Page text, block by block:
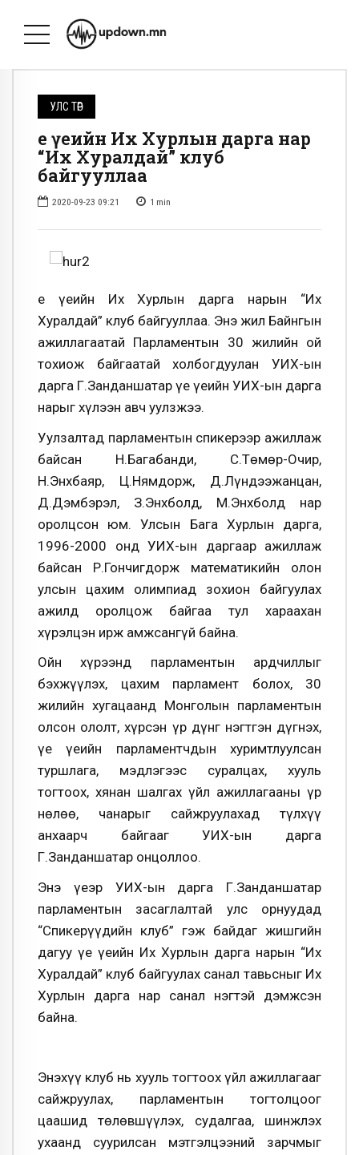
УЛС ТӨР
Үе үеийн Их Хурлын дарга нар
“Их Хуралдай” клуб
байгууллаа
2020-09-23 09:21 1 min
Үе үеийн Их Хурлын дарга нарын “Их
Хуралдай” клуб байгууллаа. Энэ жил Байнгын
ажиллагаатай Парламентын 30 жилийн ой
тохиож байгаатай холбогдуулан УИХ-ын
дарга Г.Занданшатар үе үеийн УИХ-ын дарга
нарыг хүлээн авч уулзжээ.
Уулзалтад парламентын спикерээр ажиллаж
байсан Н.Багабанди, С.Төмөр-Очир,
Н.Энхбаяр, Ц.Нямдорж, Д.Лүндээжанцан,
Д.Дэмбэрэл, З.Энхболд, М.Энхболд нар
оролцсон юм. Улсын Бага Хурлын дарга,
1996-2000 онд УИХ-ын даргаар ажиллаж
байсан Р.Гончигдорж математикийн олон
улсын цахим олимпиад зохион байгуулах
ажилд оролцож байгаа тул хараахан
хүрэлцэн ирж амжсангүй байна.
Ойн хүрээнд парламентын ардчиллыг
бэхжүүлэх, цахим парламент болох, 30
жилийн хугацаанд Монголын парламентын
олсон ололт, хүрсэн үр дүнг нэгтгэн дүгнэх,
үе үеийн парламентчдын хуримтлуулсан
туршлага, мэдлэгээс суралцах, хууль
тогтоох, хянан шалгах үйл ажиллагааны үр
нөлөө, чанарыг сайжруулахад түлхүү
анхаарч байгааг УИХ-ын дарга
Г.Занданшатар онцоллоо.
Энэ үеэр УИХ-ын дарга Г.Занданшатар
парламентын засаглалтай улс орнуудад
“Спикерүүдийн клуб” гэж байдаг жишгийн
дагуу үе үеийн Их Хурлын дарга нарын “Их
Хуралдай” клуб байгуулах санал тавьсныг Их
Хурлын дарга нар санал нэгтэй дэмжсэн
байна.
Энэхүү клуб нь хууль тогтоох үйл ажиллагааг
сайжруулах, парламентын тогтолцоог
цаашид төлөвшүүлэх, судалгаа, шинжлэх
ухаанд суурилсан мэтгэлцээний зарчмыг